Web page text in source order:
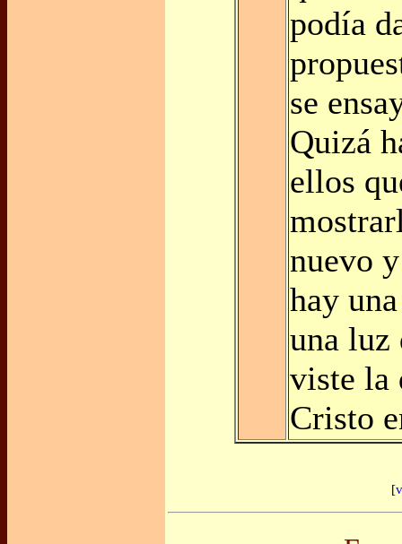
podía
se
Quizá
ellos
nuevo
hay
una luz
viste la
Cristo
[